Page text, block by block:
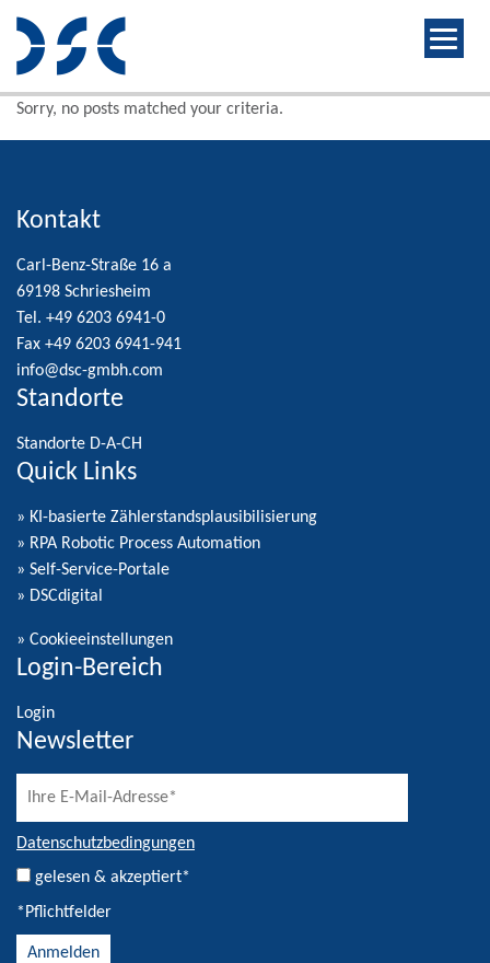
Sorry, no posts matched your criteria.
Kontakt
Carl-Benz-Straße 16 a
69198 Schriesheim
Tel. +49 6203 6941-0
Fax +49 6203 6941-941
info@dsc-gmbh.com
Standorte
Standorte D-A-CH
Quick Links
» KI-basierte Zählerstandsplausibilisierung
» RPA Robotic Process Automation
» Self-Service-Portale
» DSCdigital
» Cookieeinstellungen
Login-Bereich
Login
Newsletter
Datenschutzbedingungen
gelesen & akzeptiert*
*Pflichtfelder